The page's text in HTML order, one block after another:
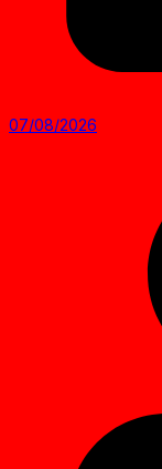
07/08/2026